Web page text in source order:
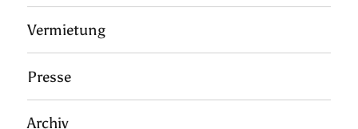
Vermietung
Presse
Archiv